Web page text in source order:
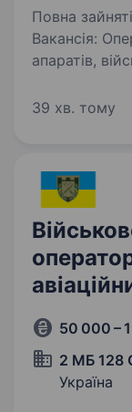
Повна
Вакансія:
апаратів,
апаратами
39 хв. тому
50 000 –
2 МБ 128
Україна